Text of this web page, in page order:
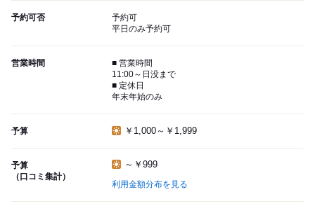
予約可否
予約可
平日のみ予約可
営業時間
■ 営業時間
11:00～日没まで
■ 定休日
年末年始のみ
予算 ￥1,000～￥1,999
予算
（口コミ集計）
～￥999
利用金額分布を見る